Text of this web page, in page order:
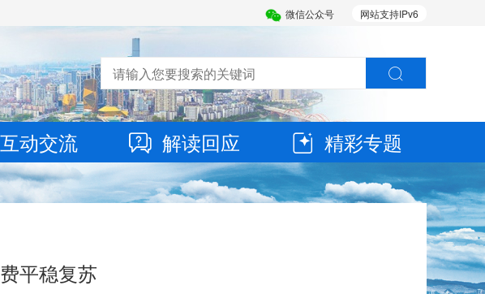
网站支持IPv6
微信公众号
互动交流 解读回应 精彩专题
平稳复苏